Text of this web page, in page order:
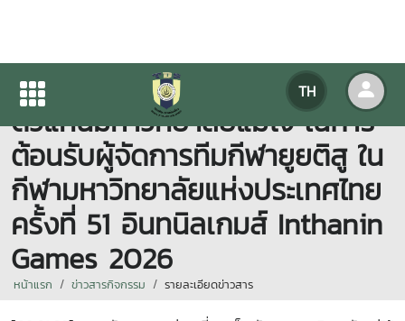
TH
คณะพัฒนาการท่องเที่ยว เป็น
ตัวแทนมหาวิทยาลัยแม่โจ้ ในการ
ต้อนรับผู้จัดการทีมกีฬายูยติสู ใน
กีฬามหาวิทยาลัยแห่งประเทศไทย
ครั้งที่ 51 อินทนิลเกมส์ Inthanin
Games 2026
หน้าแรก ข่าวสารกิจกรรม รายละเอียดข่าวสาร